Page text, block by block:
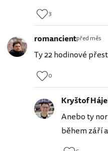
3
romancientpřed měs
Ty 22 hodinové
0
Kryštof
Anebo ty
během září